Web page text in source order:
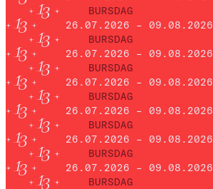
BURSDAG
26.07.2026 – 09.08.2026
BURSDAG
26.07.2026 – 09.08.2026
BURSDAG
26.07.2026 – 09.08.2026
BURSDAG
26.07.2026 – 09.08.2026
BURSDAG
26.07.2026 – 09.08.2026
BURSDAG
26.07.2026 – 09.08.2026
BURSDAG